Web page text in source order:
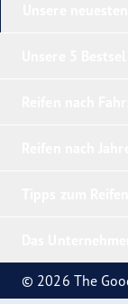
© 2026 The